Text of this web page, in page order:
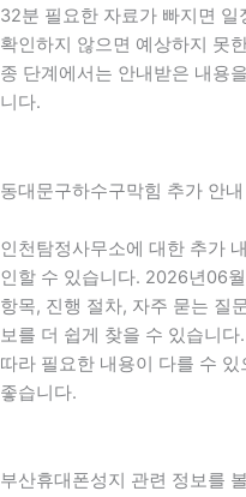
32분 필요한 자료가 빠지면
확인하지 않으면 예상하지 못
종 단계에서는 안내받은 내용
니다.
동대문구하수구막힘 추가 안
인천탐정사무소에 대한 추가
인할 수 있습니다. 2026년06
항목, 진행 절차, 자주 묻는 질
보를 더 쉽게 찾을 수 있습니
따라 필요한 내용이 다를 수
좋습니다.
부산휴대폰성지 관련 정보를